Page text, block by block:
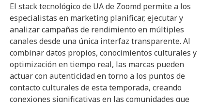
El stack tecnológico de UA de Zoomd permite a los
especialistas en marketing planificar, ejecutar y
analizar campañas de rendimiento en múltiples
canales desde una única interfaz transparente. Al
combinar datos propios, conocimientos culturales y
optimización en tiempo real, las marcas pueden
actuar con autenticidad en torno a los puntos de
contacto culturales de esta temporada, creando
conexiones significativas en las comunidades que